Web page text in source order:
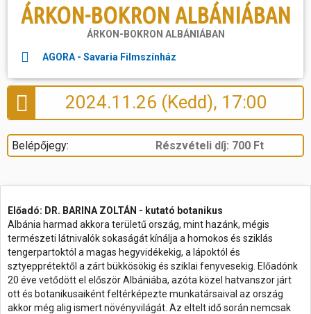
ÁRKON-BOKRON ALBÁNIÁBAN
ÁRKON-BOKRON ALBÁNIÁBAN
AGORA - Savaria Filmszínház
2024.11.26 (Kedd), 17:00
Belépőjegy: Részvételi díj: 700 Ft
Előadó: DR. BARINA ZOLTÁN - kutató botanikus
Albánia harmad akkora területű ország, mint hazánk, mégis
természeti látnivalók sokaságát kínálja a homokos és sziklás
tengerpartoktól a magas hegyvidékekig, a lápoktól és
sztyepprétektől a zárt bükkösökig és sziklai fenyvesekig. Előadónk
20 éve vetődött el először Albániába, azóta közel hatvanszor járt
ott és botanikusaiként feltérképezte munkatársaival az ország
akkor még alig ismert növényvilágát. Az eltelt idő során nemcsak